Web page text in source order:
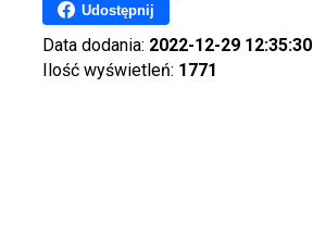
Udostępnij
Data dodania: 2022-12-29 12:35:30
Ilość wyświetleń: 1771